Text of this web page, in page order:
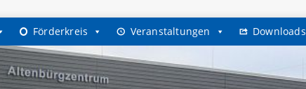
Förderkreis Veranstaltungen Downloads